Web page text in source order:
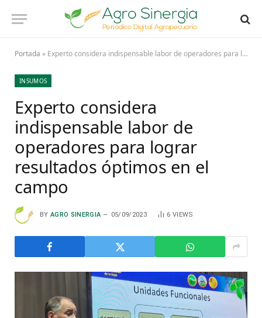
Portada » Experto considera indispensable labor de operadores para lograr resultados óptimos en el campo
INSUMOS
Experto considera
indispensable labor de
operadores para lograr
resultados óptimos en el
campo
BY AGRO SINERGIA 05/09/2023 6 VIEWS